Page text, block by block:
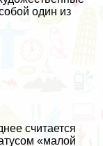
один из
считается
«малой